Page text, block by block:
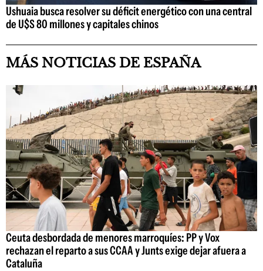
Ushuaia busca resolver su déficit energético con una central
de U$S 80 millones y capitales chinos
MÁS NOTICIAS DE ESPAÑA
Ceuta desbordada de menores marroquíes: PP y Vox
rechazan el reparto a sus CCAA y Junts exige dejar afuera a
Cataluña